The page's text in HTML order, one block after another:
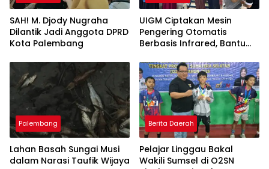
SAH! M. Djody Nugraha
Dilantik Jadi Anggota DPRD
Kota Palembang
UIGM Ciptakan Mesin
Pengering Otomatis
Berbasis Infrared, Bantu
Pulau Kemaro
Palembang
Lahan Basah Sungai Musi
dalam Narasi Taufik Wijaya
Berita Daerah
Pelajar Linggau Bakal
Wakili Sumsel di O2SN